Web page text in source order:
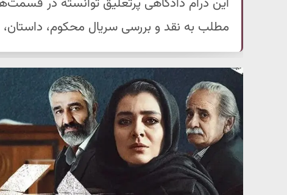
مطلب به نقد و بررسی سریال محکوم، داستان،